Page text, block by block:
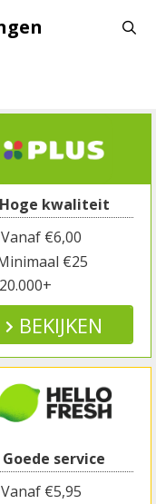
Hoge kwaliteit
€6,00
€25
20.000+
BEKIJKEN
Goede service
€5,95